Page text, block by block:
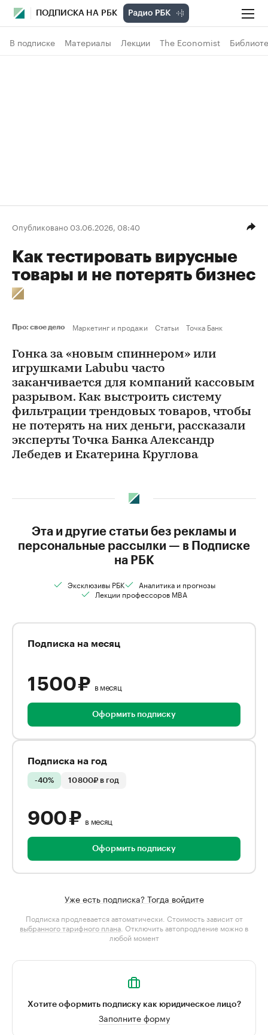
ПОДПИСКА НА РБК
В подписке Материалы Лекции The Economist
Опубликовано 03.06.2026, 08:40
Как тестировать вирусные
товары и не потерять бизнес
Про: свое дело Маркетинг и продажи Статьи Точка Банк
Гонка за «новым спиннером» или
игрушками Labubu часто
заканчивается для компаний кассовым
разрывом. Как выстроить систему
фильтрации трендовых товаров, чтобы
не потерять на них деньги, рассказали
эксперты Точка Банка Александр
Лебедев и Екатерина Круглова
Эта и другие статьи без рекламы и
персональные рассылки — в Подписке
на РБК
Эксклюзивы РБК
Аналитика и прогнозы
Лекции профессоров MBA
Подписка на месяц
1 500 ₽ в месяц
Оформить подписку
Подписка на год
-40% 10 800₽ в год
900 ₽ в месяц
Оформить подписку
Уже есть подписка? Тогда войдите
Подписка продлевается автоматически. Стоимость зависит от
выбранного тарифного плана . Отключить автопродление можно в
любой момент
Хотите оформить подписку как юридическое лицо?
Заполните форму